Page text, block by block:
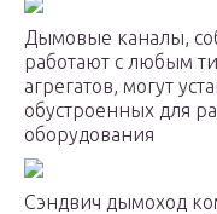
Дымовые каналы,
работают с любым
агрегатов, могут
обустроенных для
оборудования
Сэндвич дымоход